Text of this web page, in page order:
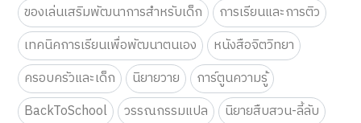
ของเล่นเสริมพัฒนาการสำหรับเด็ก
การเรียนและการติว
เทคนิคการเรียนเพื่อพัฒนาตนเอง
หนังสือจิตวิทยา
ครอบครัวและเด็ก
นิยายวาย
การ์ตูนความรู้
BackToSchool
วรรณกรรมแปล
นิยายสืบสวน-ลี้ลับ